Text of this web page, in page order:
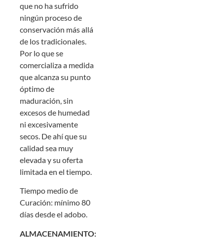
que no ha sufrido
ningún proceso de
conservación más allá
de los tradicionales.
Por lo que se
comercializa a medida
que alcanza su punto
óptimo de
maduración, sin
excesos de humedad
ni excesivamente
secos. De ahí que su
calidad sea muy
elevada y su oferta
limitada en el tiempo.
Tiempo medio de
Curación: mínimo 80
días desde el adobo.
ALMACENAMIENTO: